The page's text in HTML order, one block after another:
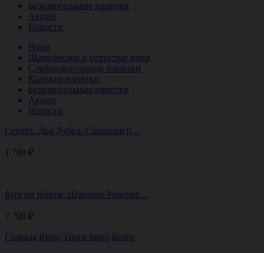
Безалкогольные напитки
Акции
Новости
Вино
Шампанское и игристые вина
Слабоалкогольные напитки
Крепкие напитки
Безалкогольные напитки
Акции
Новости
Сенетх. Два Дубка. Саперави 0,...
1 700 ₽
Бургум Новум. Шардоне Ризерва ...
7 700 ₽
Главная Вино Тихое вино Белое